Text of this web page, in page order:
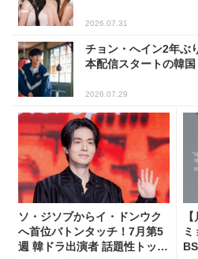
2026.07.31
チョン・へイン2年ぶ
本配信スタートの韓
2026.07.29
ソ・ジソブからイ・ドンウク
へ首位バトンタッチ！7月第5
週 韓ドラ出演者 話題性トップ